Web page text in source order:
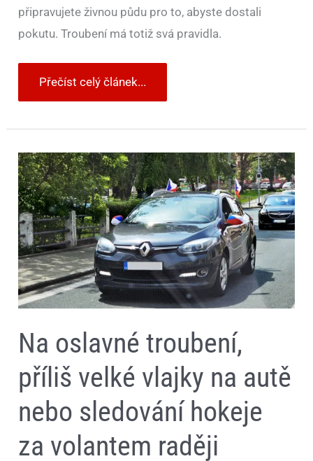
připravujete živnou půdu pro to, abyste dostali
pokutu. Troubení má totiž svá pravidla.
Přečíst celý článek...
Na oslavné troubení,
příliš velké vlajky na autě
nebo sledování hokeje
za volantem raději
Na
oslavné
troubení,
příliš
velké
vlajky
na
autě
nebo
sledování
hokeje
za
volantem
raději
Můžete
za
dostat
tučnou